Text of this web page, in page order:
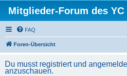
Mitglieder-Forum des YC
FAQ
Foren-Übersicht
Du musst registriert und
anzuschauen.